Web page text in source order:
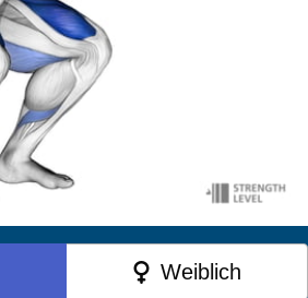
Weiblich